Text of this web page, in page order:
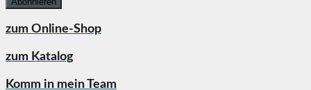
zum Online-Shop
zum Katalog
Komm in mein Team